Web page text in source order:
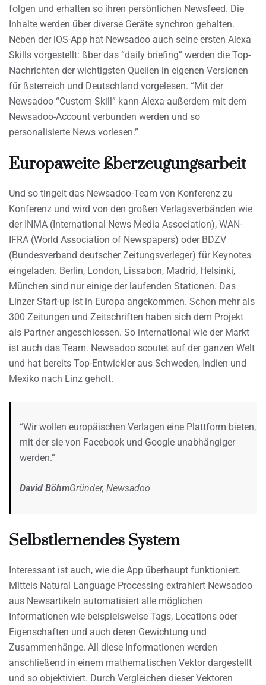
folgen und erhalten so ihren persönlichen Newsfeed. Die
Inhalte werden über diverse Geräte synchron gehalten.
Neben der iOS-App hat Newsadoo auch seine ersten Alexa
Skills vorgestellt: ßber das “daily briefing” werden die Top-
Nachrichten der wichtigsten Quellen in eigenen Versionen
für ßsterreich und Deutschland vorgelesen. “Mit der
Newsadoo “Custom Skill” kann Alexa außerdem mit dem
Newsadoo-Account verbunden werden und so
personalisierte News vorlesen.”
Europaweite ßberzeugungsarbeit
Und so tingelt das Newsadoo-Team von Konferenz zu
Konferenz und wird von den großen Verlagsverbänden wie
der INMA (International News Media Association), WAN-
IFRA (World Association of Newspapers) oder BDZV
(Bundesverband deutscher Zeitungsverleger) für Keynotes
eingeladen. Berlin, London, Lissabon, Madrid, Helsinki,
München sind nur einige der laufenden Stationen. Das
Linzer Start-up ist in Europa angekommen. Schon mehr als
300 Zeitungen und Zeitschriften haben sich dem Projekt
als Partner angeschlossen. So international wie der Markt
ist auch das Team. Newsadoo scoutet auf der ganzen Welt
und hat bereits Top-Entwickler aus Schweden, Indien und
Mexiko nach Linz geholt.
“Wir wollen europäischen Verlagen eine Plattform bieten,
mit der sie von Facebook und Google unabhängiger
werden.”
David BöhmGründer, Newsadoo
Selbstlernendes System
Interessant ist auch, wie die App überhaupt funktioniert.
Mittels Natural Language Processing extrahiert Newsadoo
aus Newsartikeln automatisiert alle möglichen
Informationen wie beispielsweise Tags, Locations oder
Eigenschaften und auch deren Gewichtung und
Zusammenhänge. All diese Informationen werden
anschließend in einem mathematischen Vektor dargestellt
und so objektiviert. Durch Vergleichen dieser Vektoren